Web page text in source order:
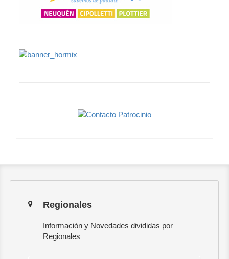
Regionales
Información y Novedades divididas por
Regionales